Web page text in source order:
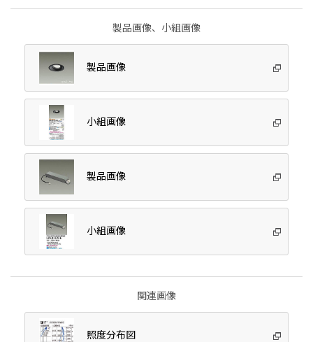
製品画像、小組画像
製品画像
小組画像
製品画像
小組画像
関連画像
照度分布図